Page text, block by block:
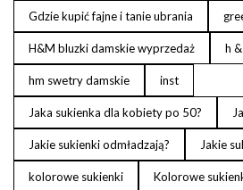
Gdzie kupić fajne i tanie ubrania
H&M bluzki damskie wyprzedaż h
hm swetry damskie inst
Jaka sukienka dla kobiety po 50?
Jakie sukienki odmładzają? Jakie
kolorowe sukienki Kolorowe